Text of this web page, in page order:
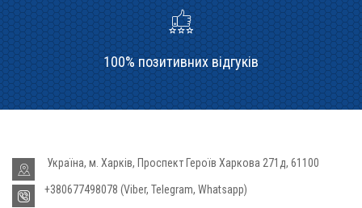
100% позитивних відгуків
Україна, м. Харків, Проспект Героїв Харкова 271д, 61100
+380677498078 (Viber, Telegram, Whatsapp)